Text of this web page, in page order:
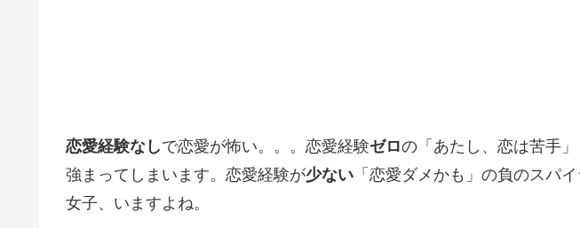
恋愛経験なしで恋愛が怖い。。。恋愛経験ゼロの「あたし、恋は苦手
強まってしまいます。恋愛経験が少ない 「恋愛ダメかも」の負のスパ
女子、いますよね。